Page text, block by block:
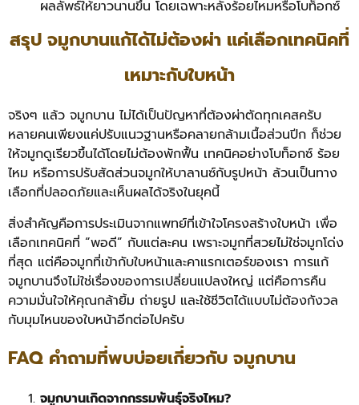
ผลลัพธ์ให้ยาวนานขึ้น โดยเฉพาะหลังร้อยไหมหรือโบท็อกซ์
สรุป จมูกบานแก้ได้ไม่ต้องผ่า แค่เลือกเทคนิคที่
เหมาะกับใบหน้า
จริงๆ แล้ว จมูกบาน ไม่ได้เป็นปัญหาที่ต้องผ่าตัดทุกเคสครับ
หลายคนเพียงแค่ปรับแนวฐานหรือคลายกล้ามเนื้อส่วนปีก ก็ช่วย
ให้จมูกดูเรียวขึ้นได้โดยไม่ต้องพักฟื้น เทคนิคอย่างโบท็อกซ์ ร้อย
ไหม หรือการปรับสัดส่วนจมูกให้บาลานซ์กับรูปหน้า ล้วนเป็นทาง
เลือกที่ปลอดภัยและเห็นผลได้จริงในยุคนี้
สิ่งสำคัญคือการประเมินจากแพทย์ที่เข้าใจโครงสร้างใบหน้า เพื่อ
เลือกเทคนิคที่ “พอดี” กับแต่ละคน เพราะจมูกที่สวยไม่ใช่จมูกโด่ง
ที่สุด แต่คือจมูกที่เข้ากับใบหน้าและคาแรกเตอร์ของเรา การแก้
จมูกบานจึงไม่ใช่เรื่องของการเปลี่ยนแปลงใหญ่ แต่คือการคืน
ความมั่นใจให้คุณกล้ายิ้ม ถ่ายรูป และใช้ชีวิตได้แบบไม่ต้องกังวล
กับมุมไหนของใบหน้าอีกต่อไปครับ
FAQ คำถามที่พบบ่อยเกี่ยวกับ จมูกบาน
จมูกบานเกิดจากกรรมพันธุ์จริงไหม?